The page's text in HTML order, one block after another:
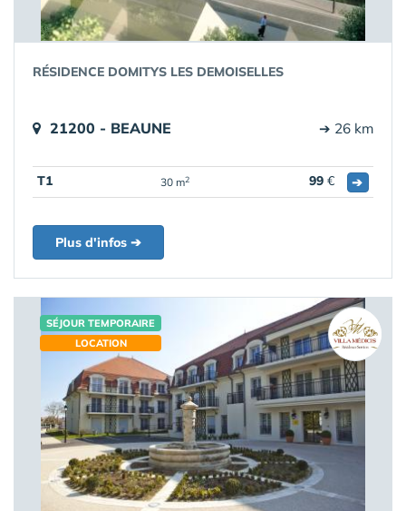
RÉSIDENCE DOMITYS LES DEMOISELLES
21200 - BEAUNE ➔ 26 km
T1 30 m2 99 € ➔
Plus d'infos ➔
SÉJOUR TEMPORAIRE
LOCATION